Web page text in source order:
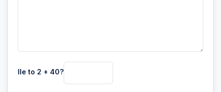
Ile to 2 + 40?